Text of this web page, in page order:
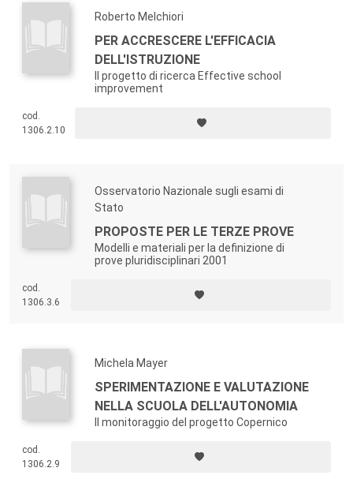
Roberto Melchiori
PER ACCRESCERE L'EFFICACIA
DELL'ISTRUZIONE
Il progetto di ricerca Effective school
improvement
cod.
1306.2.10
Osservatorio Nazionale sugli esami di
Stato
PROPOSTE PER LE TERZE PROVE
Modelli e materiali per la definizione di
prove pluridisciplinari 2001
cod.
1306.3.6
Michela Mayer
SPERIMENTAZIONE E VALUTAZIONE
NELLA SCUOLA DELL'AUTONOMIA
Il monitoraggio del progetto Copernico
cod.
1306.2.9